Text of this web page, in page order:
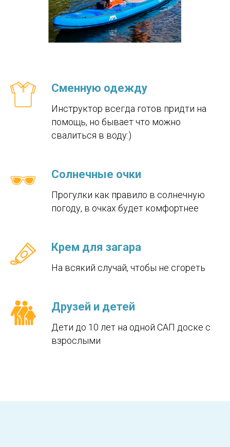
Сменную одежду
Инструктор всегда готов придти на
помощь, но бывает что можно
свалиться в воду:)
Солнечные очки
Прогулки как правило в солнечную
погоду, в очках будет комфортнее
Крем для загара
На всякий случай, чтобы не сгореть
Друзей и детей
Дети до 10 лет на одной САП доске с
взрослыми